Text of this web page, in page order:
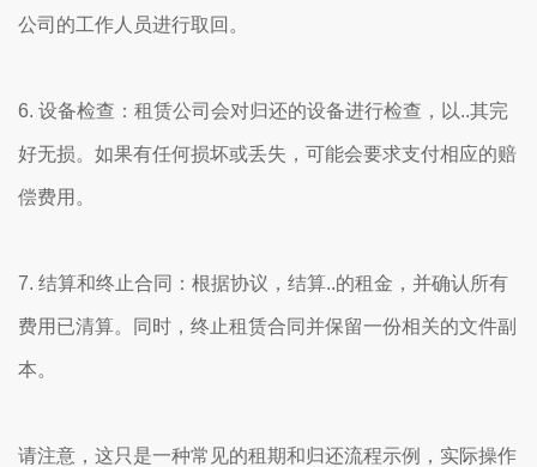
公司的工作人员进行取回。
6. 设备检查：租赁公司会对归还的设备进行检查，以..其完
好无损。如果有任何损坏或丢失，可能会要求支付相应的赔
偿费用。
7. 结算和终止合同：根据协议，结算..的租金，并确认所有
费用已清算。同时，终止租赁合同并保留一份相关的文件副
本。
请注意，这只是一种常见的租期和归还流程示例，实际操作